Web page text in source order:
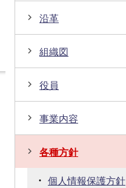
沿革
組織図
役員
事業内容
各種方針
個人情報保護方針